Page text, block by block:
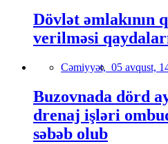
Dövlət əmlakının
verilməsi
Cəmiyyət, 05 avqust,
Buzovnada dörd
drenaj işləri
səbəb olub